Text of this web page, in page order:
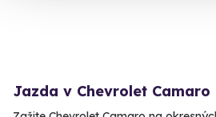
Jazda v Chevrolet Camaro